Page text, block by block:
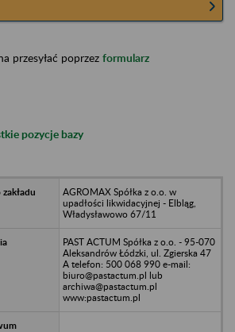
przesyłać poprzez formularz
pozycje bazy
AGROMAX Spółka z o.o. w
upadłości likwidacyjnej - Elbląg,
Władysławowo 67/11
PAST ACTUM Spółka z o.o. - 95-070
Aleksandrów Łódzki, ul. Zgierska 47
A telefon: 500 068 990 e-mail:
biuro@pastactum.pl lub
archiwa@pastactum.pl
www:pastactum.pl